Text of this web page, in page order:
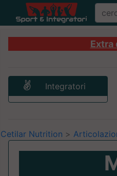
Extra
Integratori
Cetilar Nutrition >